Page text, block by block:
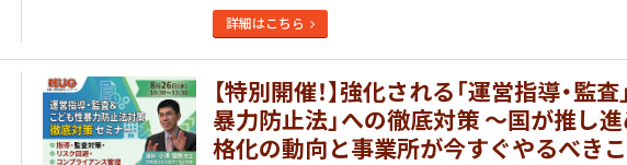
詳細はこちら
【特別開催！】強化される「運営指導・監査
暴力防止法」への徹底対策 ～国が推し
格化の動向と事業所が今すぐやるべき